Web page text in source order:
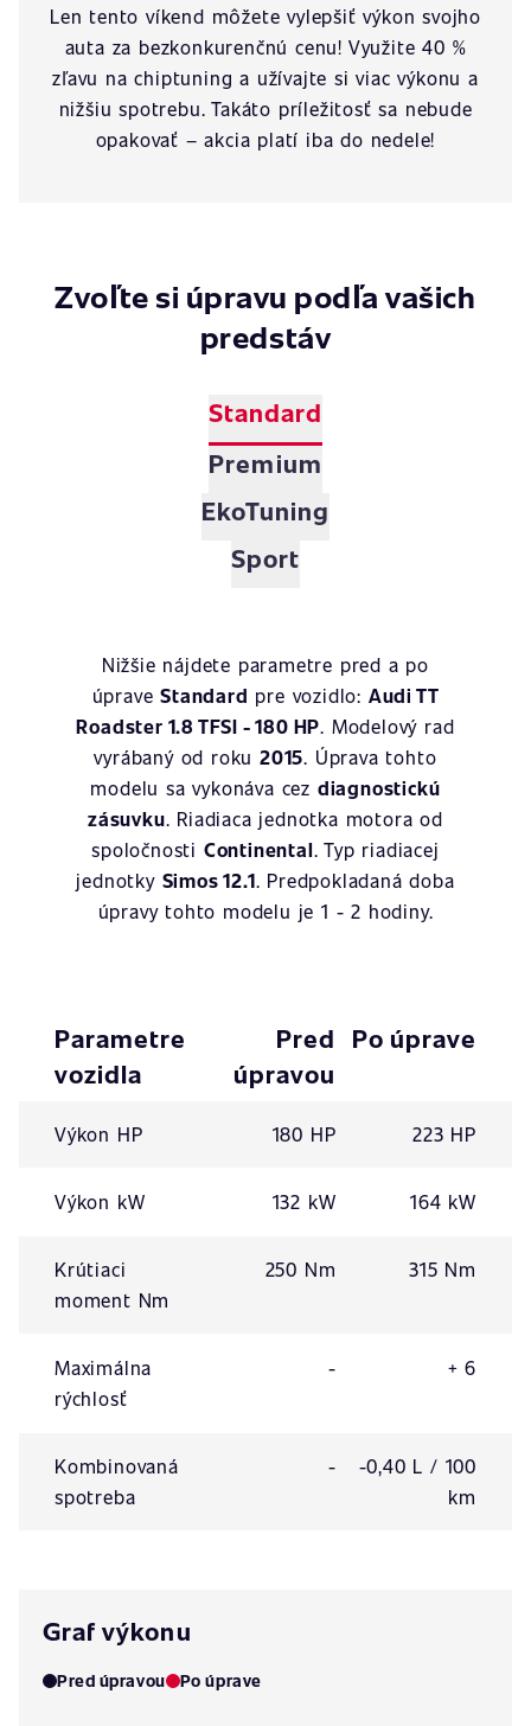
Len tento víkend môžete vylepšiť výkon svojho
auta za bezkonkurenčnú cenu! Využite 40 %
zľavu na chiptuning a užívajte si viac výkonu a
nižšiu spotrebu. Takáto príležitosť sa nebude
opakovať – akcia platí iba do nedele!
Zvoľte si úpravu podľa vašich
predstáv
Standard
Premium
EkoTuning
Sport
Nižšie nájdete parametre pred a po
úpraveStandard pre vozidlo: Audi TT
Roadster 1.8 TFSI - 180 HP. Modelový rad
vyrábaný od roku2015. Úprava tohto
modelu sa vykonáva cez diagnostickú
zásuvku. Riadiaca jednotka motora od
spoločnosti Continental. Typ riadiacej
jednotky Simos 12.1. Predpokladaná doba
úpravy tohto modelu je 1 - 2 hodiny.
Parametre
vozidla
Pred
úpravou
Po úprave
Výkon HP 180 HP 223 HP
Výkon kW 132 kW 164 kW
Krútiaci
moment Nm
250 Nm 315 Nm
Maximálna
rýchlosť
- + 6
Kombinovaná
spotreba
-
-0,40 L / 100
km
Graf výkonu
Pred úpravou Po úprave